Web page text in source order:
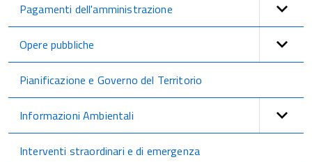
Pagamenti dell'amministrazione
Opere pubbliche
Pianificazione e Governo del Territorio
Informazioni Ambientali
Interventi straordinari e di emergenza